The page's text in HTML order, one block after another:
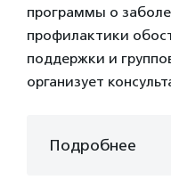
программы о
профилактики
поддержки и
организует
Подробнее